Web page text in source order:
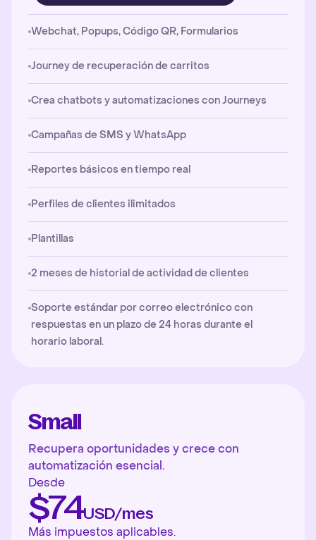
Webchat, Popups, Código QR, Formularios
Journey de recuperación de carritos
Crea chatbots y automatizaciones con Journeys
Campañas de SMS y WhatsApp
Reportes básicos en tiempo real
Perfiles de clientes ilimitados
Plantillas
2 meses de historial de actividad de clientes
Soporte estándar por correo electrónico con
respuestas en un plazo de 24 horas durante el
horario laboral.
Small
Recupera oportunidades y crece con
automatización esencial.
Desde
$74USD/mes
Más impuestos aplicables.